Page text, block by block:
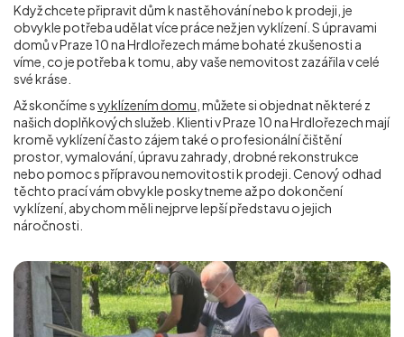
Když chcete připravit dům k nastěhování nebo k prodeji, je
obvykle potřeba udělat více práce než jen vyklízení. S úpravami
domů v Praze 10 na Hrdlořezech máme bohaté zkušenosti a
víme, co je potřeba k tomu, aby vaše nemovitost zazářila v celé
své kráse.
Až skončíme svyklízením domu , můžete si objednat některé z
našich doplňkových služeb. Klienti v Praze 10 na Hrdlořezech mají
kromě vyklízení často zájem také o profesionální čištění
prostor, vymalování, úpravu zahrady, drobné rekonstrukce
nebo pomoc s přípravou nemovitosti k prodeji. Cenový odhad
těchto prací vám obvykle poskytneme až po dokončení
vyklízení, abychom měli nejprve lepší představu o jejich
náročnosti.